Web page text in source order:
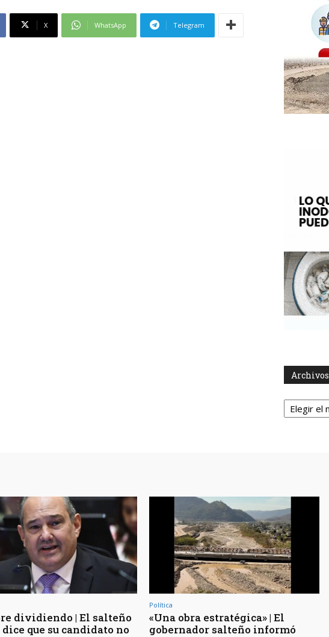
X WhatsApp Telegram
Archivos
Archivos
dividiendo | El salteño
que su candidato no
Política
«Una obra estratégica» | El
gobernador salteño informó